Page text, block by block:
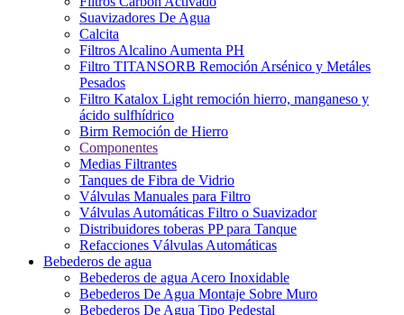
Suavizadores De Agua
Calcita
Filtros Alcalino Aumenta PH
Filtro TITANSORB Remoción Arsénico y Metáles
Pesados
Filtro Katalox Light remoción hierro, manganeso y
ácido sulfhídrico
Birm Remoción de Hierro
Componentes
Medias Filtrantes
Tanques de Fibra de Vidrio
Válvulas Manuales para Filtro
Válvulas Automáticas Filtro o Suavizador
Distribuidores toberas PP para Tanque
Refacciones Válvulas Automáticas
Bebederos de agua
Bebederos de agua Acero Inoxidable
Bebederos De Agua Montaje Sobre Muro
Bebederos De Agua Tipo Pedestal